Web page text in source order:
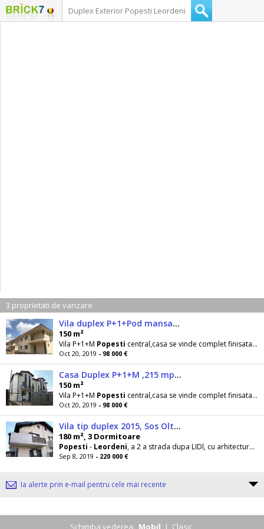
3 proprietati de vanzare
Vila duplex P+1+Pod mansardabil 215mp curte
150 m²
Vila P+1+M Popesti central,casa se vinde complet finisata la cheie.Constructie noua 2018 pe cadre
Oct 20, 2019 - 98 000 €
Casa Duplex P+1+M ,215 mp teren
150 m²
Vila P+1+M Popesti central,casa se vinde complet finisata la cheie.Constructie noua 2018 pe cadre
Oct 20, 2019 - 98 000 €
Vila tip duplex 2015, Sos Oltenitei, intrare Popeşti Leordeni-LIdl
180 m², 3 Dormitoare
Popesti - Leordeni, a 2 a strada dupa LIDl, cu arhitectura deosebita, construit în anul 2015, amplasat
Sep 8, 2019 - 220 000 €
Ia alerte prin e-mail pentru cele mai recente
Schimba vederea: Mobil | Clasic